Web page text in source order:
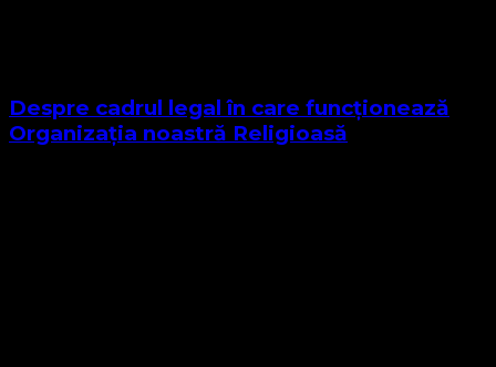
Despre cadrul legal în care funcționează
Organizația noastră Religioasă